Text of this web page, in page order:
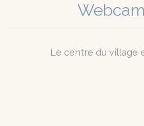
Le centre du village